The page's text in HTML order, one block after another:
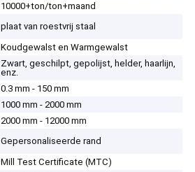
10000+ton/ton+maand
plaat van roestvrij staal
Koudgewalst en Warmgewalst
Zwart, geschilpt, gepolijst, helder, haarlijn,
enz.
0.3 mm - 150 mm
1000 mm - 2000 mm
2000 mm - 12000 mm
Gepersonaliseerde rand
Mill Test Certificate (MTC)